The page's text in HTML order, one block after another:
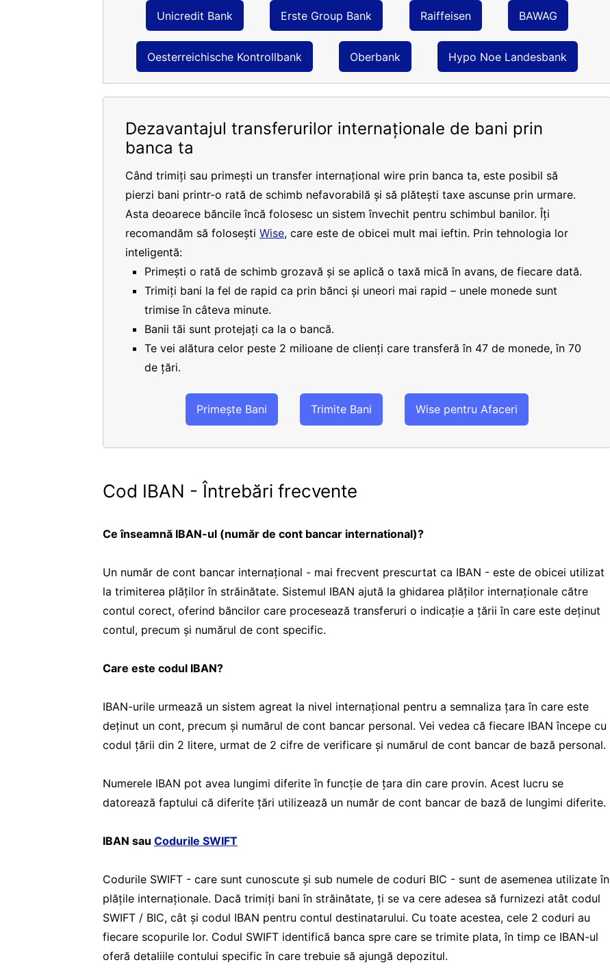
Unicredit Bank Erste Group Bank Raiffeisen BAWAG
Oesterreichische Kontrollbank Oberbank Hypo Noe Landesbank
Dezavantajul transferurilor internaționale de bani prin
banca ta
Când trimiți sau primești un transfer internațional wire prin banca ta, este posibil să
pierzi bani printr-o rată de schimb nefavorabilă și să plătești taxe ascunse prin urmare.
Asta deoarece băncile încă folosesc un sistem învechit pentru schimbul banilor. Îți
recomandăm să folosești Wise, care este de obicei mult mai ieftin. Prin tehnologia lor
inteligentă:
Primești o rată de schimb grozavă și se aplică o taxă mică în avans, de fiecare dată.
Trimiți bani la fel de rapid ca prin bănci și uneori mai rapid – unele monede sunt
trimise în câteva minute.
Banii tăi sunt protejați ca la o bancă.
Te vei alătura celor peste 2 milioane de clienți care transferă în 47 de monede, în 70
de țări.
Primește Bani Trimite Bani Wise pentru Afaceri
Cod IBAN - Întrebări frecvente
Ce înseamnă IBAN-ul (număr de cont bancar international)?
Un număr de cont bancar internațional - mai frecvent prescurtat ca IBAN - este de obicei utilizat
la trimiterea plăților în străinătate. Sistemul IBAN ajută la ghidarea plăților internaționale către
contul corect, oferind băncilor care procesează transferuri o indicație a țării în care este deținut
contul, precum și numărul de cont specific.
Care este codul IBAN?
IBAN-urile urmează un sistem agreat la nivel internațional pentru a semnaliza țara în care este
deținut un cont, precum și numărul de cont bancar personal. Vei vedea că fiecare IBAN începe cu
codul țării din 2 litere, urmat de 2 cifre de verificare și numărul de cont bancar de bază personal.
Numerele IBAN pot avea lungimi diferite în funcție de țara din care provin. Acest lucru se
datorează faptului că diferite țări utilizează un număr de cont bancar de bază de lungimi diferite.
IBAN sau Codurile SWIFT
Codurile SWIFT - care sunt cunoscute și sub numele de coduri BIC - sunt de asemenea utilizate în
plățile internaționale. Dacă trimiți bani în străinătate, ți se va cere adesea să furnizezi atât codul
SWIFT / BIC, cât și codul IBAN pentru contul destinatarului. Cu toate acestea, cele 2 coduri au
fiecare scopurile lor. Codul SWIFT identifică banca spre care se trimite plata, în timp ce IBAN-ul
oferă detaliile contului specific în care trebuie să ajungă depozitul.